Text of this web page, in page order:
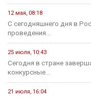
12 мая, 08:18
С сегодняшнего дня в
проведения...
25 июля, 10:43
Сегодня в стране
конкурсные...
21 июля, 16:04